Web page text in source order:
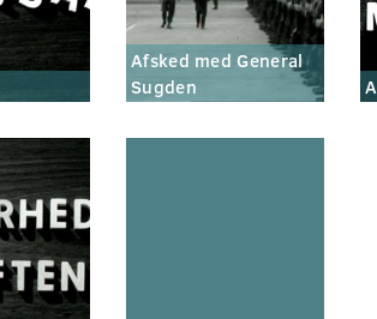
Afsked med General
Sugden